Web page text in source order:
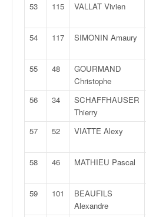
53
115 VALLAT Vivien
54
117 SIMONIN Amaury
55
48
GOURMAND
Christophe
56
34
SCHAFFHAUSER
Thierry
57
52 VIATTE Alexy
58
46 MATHIEU Pascal
59
101
BEAUFILS
Alexandre